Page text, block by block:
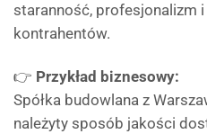
staranność, profesjonalizm
kontrahentów.
👉 Przykład biznesowy:
Spółka budowlana z
należyty sposób jakości